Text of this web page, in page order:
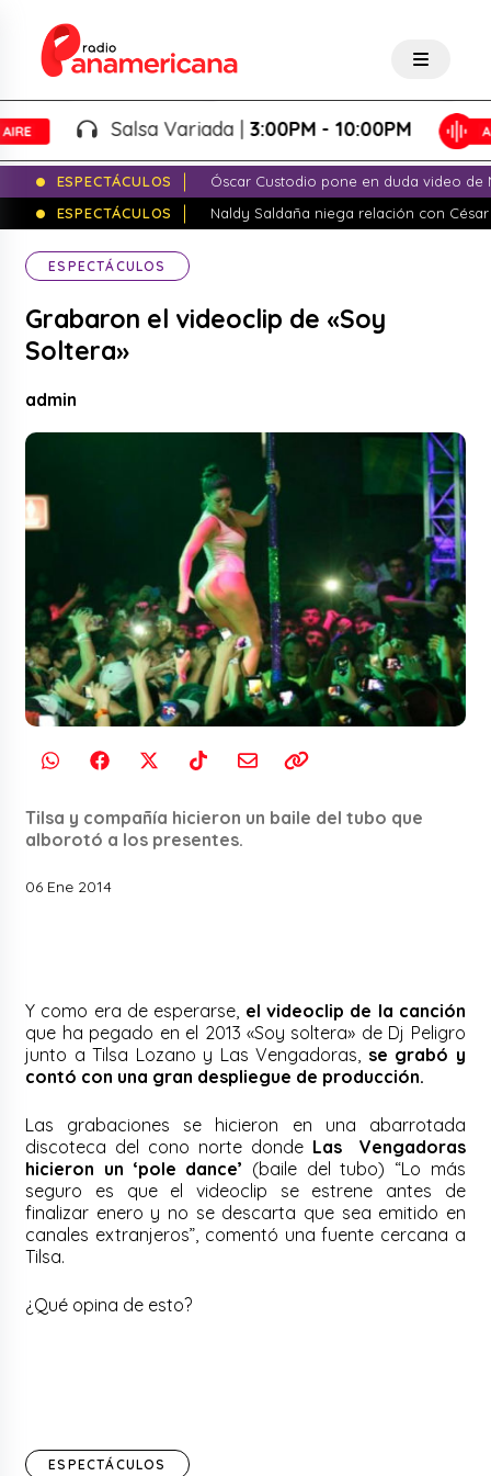
Salsa Variada |3:00PM - 10:00PM
ESPECTÁCULOS
Óscar Custodio pone en duda video de
ESPECTÁCULOS
Naldy Saldaña niega relación con
ESPECTÁCULOS
Grabaron el videoclip de «Soy
Soltera»
admin
Tilsa y compañía hicieron un baile del tubo que
alborotó a los presentes.
06 Ene 2014
Y como era de esperarse, el videoclip de la canción
que ha pegado en el 2013 «Soy soltera» de Dj Peligro
junto a Tilsa Lozano y Las Vengadoras, se grabó y
contó con una gran despliegue de producción.
Las grabaciones se hicieron en una abarrotada
discoteca del cono norte donde Las Vengadoras
hicieron un ‘pole dance’ (baile del tubo) “Lo más
seguro es que el videoclip se estrene antes de
finalizar enero y no se descarta que sea emitido en
canales extranjeros”, comentó una fuente cercana a
Tilsa.
¿Qué opina de esto?
ESPECTÁCULOS